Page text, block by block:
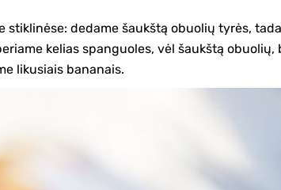
stiklinėse: dedame šaukštą obuolių tyrės,
kelias spanguoles, vėl šaukštą obuolių,
likusiais bananais.